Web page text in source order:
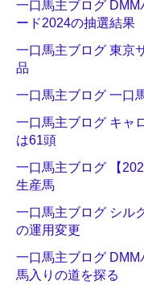
一口馬主ブログ
ード2024の抽選結果
一口馬主ブログ 東京
品
一口馬主ブログ 一口
一口馬主ブログ キャ
は61頭
一口馬主ブログ 【
生産馬
一口馬主ブログ シル
の運用変更
一口馬主ブログ
馬入りの道を探る